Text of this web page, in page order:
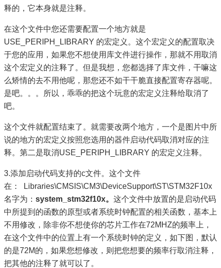
释的，它本身就是注释。
在这个文件中您还需要配置一个地方就是
USE_PERIPH_LIBRARY 的宏定义。这个宏定义的配置取决
于您的应用，如果您不想使用库文件进行操作，那就不用取消
这个宏定义的注释了。但是我想，您都选择了库文件，干嘛这
么矫情的去不用他呢，那您还不如干干脆直接配置寄存器呢。
是吧。。。所以，乖乖的把这个玩意的宏定义注释给取消了
吧。
这个文件就配置结束了。就需要改两个地方，一个是图片中所
说的地方的宏定义按照您选用的器件启动代码取消对应的注
释。第二是取消USE_PERIPH_LIBRARY 的宏定义注释。
3.添加启动代码支持的c文件。这个文件
在： Libraries\CMSIS\CM3\DeviceSupport\ST\STM32F10x
名字为： system_stm32f10x。 这个文件中放置的是启动代码
中所提到的函数的原型或者系统时钟配置的相关函数，基本上
不用修改，除非你不想使你的芯片工作在72MHZ的频率上，
在这个文件中的位置上有一个系统时钟的定义，如下图，默认
的是72M的，如果您想修改，则把您想要的频率行取消注释，
把其他的注释了就可以了。